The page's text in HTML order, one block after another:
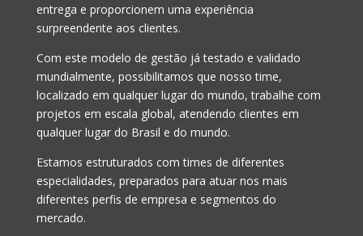
entrega e proporcionem uma experiência
surpreendente aos clientes.
Com este modelo de gestão já testado e validado
mundialmente, possibilitamos que nosso time,
localizado em qualquer lugar do mundo, trabalhe com
projetos em escala global, atendendo clientes em
qualquer lugar do Brasil e do mundo.
Estamos estruturados com times de diferentes
especialidades, preparados para atuar nos mais
diferentes perfis de empresa e segmentos do
mercado.